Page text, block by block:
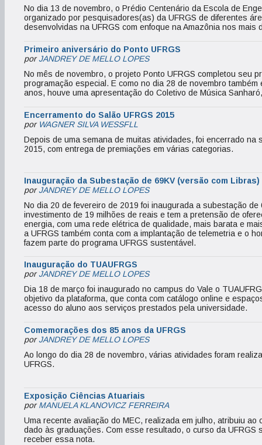
No dia 13 de novembro, o Prédio Centenário da Escola de
organizado por pesquisadores(as) da UFRGS de diferentes
desenvolvidas na UFRGS com enfoque na Amazônia nos mais
Primeiro aniversário do Ponto UFRGS
porJANDREY DE MELLO LOPES
No mês de novembro, o projeto Ponto UFRGS completou seu
programação especial. E como no dia 28 de novembro
anos, houve uma apresentação do Coletivo de Música
Encerramento do Salão UFRGS 2015
por WAGNER SILVA WESSFLL
Depois de uma semana de muitas atividades, foi encerrado na
2015, com entrega de premiações em várias categorias.
Inauguração da Subestação de 69KV (versão com Libras)
porJANDREY DE MELLO LOPES
No dia 20 de fevereiro de 2019 foi inaugurada a subestação de
investimento de 19 milhões de reais e tem a pretensão de
energia, com uma rede elétrica de qualidade, mais barata e
a UFRGS também conta com a implantação de telemetria e o
fazem parte do programa UFRGS sustentável.
Inauguração do TUAUFRGS
porJANDREY DE MELLO LOPES
Dia 18 de março foi inaugurado no campus do Vale o
objetivo da plataforma, que conta com catálogo online e
acesso do aluno aos serviços prestados pela universidade.
Comemorações dos 85 anos da UFRGS
porJANDREY DE MELLO LOPES
Ao longo do dia 28 de novembro, várias atividades foram
UFRGS.
Exposição Ciências Atuariais
porMANUELA KLANOVICZ FERREIRA
Uma recente avaliação do MEC, realizada em julho, atribuiu
dado às graduações. Com esse resultado, o curso da UFRGS
receber essa nota.